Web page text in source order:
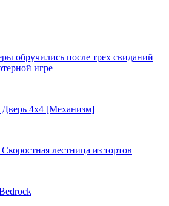
обручились после трех свиданий
игре
4х4 [Механизм]
лестница из тортов